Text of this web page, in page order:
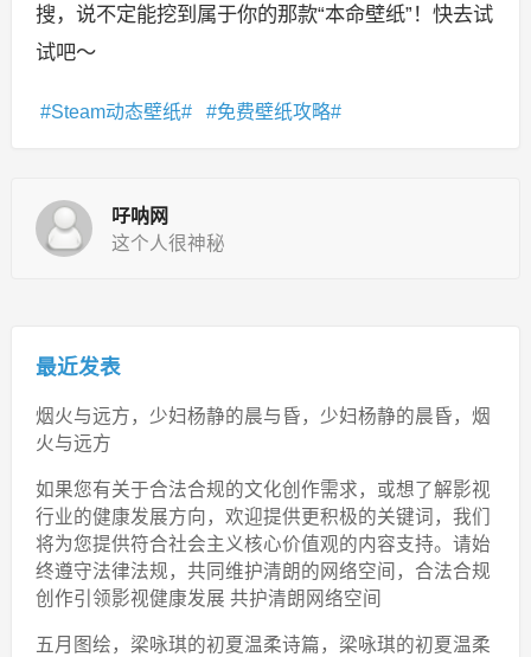
搜，说不定能挖到属于你的那款“本命壁纸”！快去试
试吧～
Steam动态壁纸 免费壁纸攻略
吇呐网
这个人很神秘
最近发表
烟火与远方，少妇杨静的晨与昏，少妇杨静的晨昏，烟
火与远方
如果您有关于合法合规的文化创作需求，或想了解影视
行业的健康发展方向，欢迎提供更积极的关键词，我们
将为您提供符合社会主义核心价值观的内容支持。请始
终遵守法律法规，共同维护清朗的网络空间，合法合规
创作引领影视健康发展 共护清朗网络空间
五月图绘，梁咏琪的初夏温柔诗篇，梁咏琪的初夏温柔